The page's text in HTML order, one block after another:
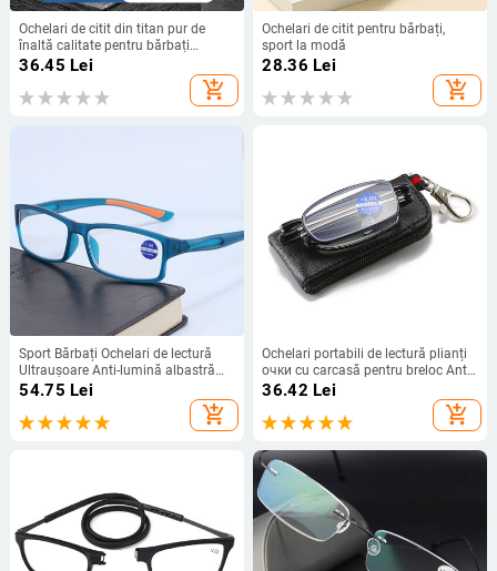
Ochelari de citit din titan pur de
înaltă calitate pentru bărbați
Ochelari pentru prezbiopie anti
lumină albastră cu dioptrie + 1,0
până la + 4,0
36.45 Lei
add_shopping_cart
Ochelari de citit pentru bărbați,
sport la modă
28.36 Lei
add_shopping_cart
Sport Bărbați Ochelari de lectură
Ultraușoare Anti-lumină albastră
Ochelari de vedere pentru
prezbiopie Femei Bărbați Ochelari
optici pentru vedere de departe
54.75 Lei
add_shopping_cart
Ochelari portabili de lectură plianți
очки cu carcasă pentru breloc Anti
lumină albastră prezbiotică femei
bărbați ochelari ultraușori pentru
hipermetropie
36.42 Lei
add_shopping_cart